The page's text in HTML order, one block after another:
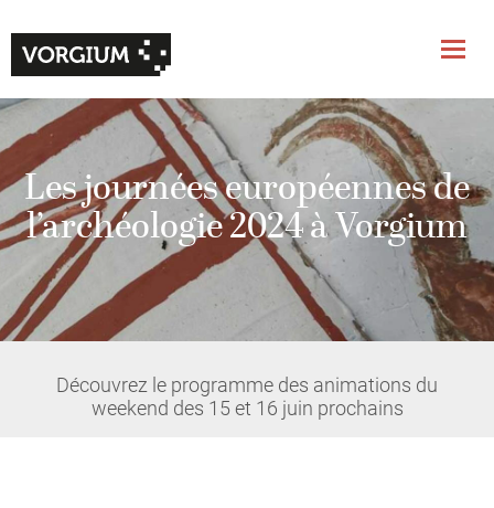
Les journées européennes de
l’archéologie 2024 à Vorgium
Découvrez le programme des animations du
weekend des 15 et 16 juin prochains